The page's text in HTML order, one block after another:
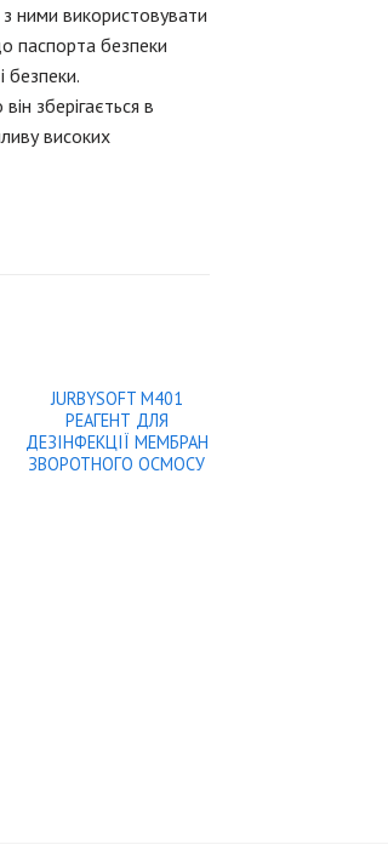
з ними використовувати
паспорта безпеки
безпеки.
зберігається в
високих
JURBYSOFT M401
РЕАГЕНТ ДЛЯ
ДЕЗІНФЕКЦІЇ МЕМБРАН
ЗВОРОТНОГО ОСМОСУ